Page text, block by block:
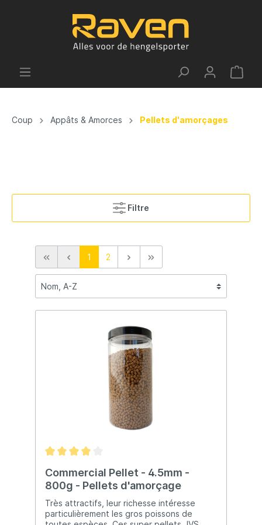
Coup Appâts & Amorces Pellets d'amorçages
Filtre
1 2
Commercial Pellet - 4.5mm -
800g - Pellets d'amorçage
Très attractifs, leur richesse intéresse
particulièrement les gros poissons de